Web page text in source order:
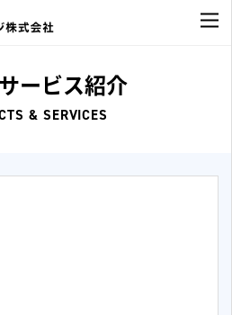
ービス紹介
& SERVICES